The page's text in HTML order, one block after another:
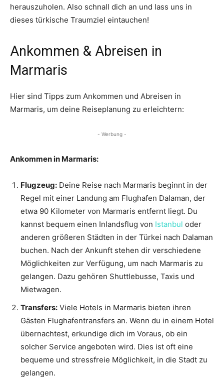
herauszuholen. Also schnall dich an und lass uns in
dieses türkische Traumziel eintauchen!
Ankommen & Abreisen in
Marmaris
Hier sind Tipps zum Ankommen und Abreisen in
Marmaris, um deine Reiseplanung zu erleichtern:
- Werbung -
Ankommen in Marmaris:
Flugzeug: Deine Reise nach Marmaris beginnt in der
Regel mit einer Landung am Flughafen Dalaman, der
etwa 90 Kilometer von Marmaris entfernt liegt. Du
kannst bequem einen Inlandsflug von Istanbul oder
anderen größeren Städten in der Türkei nach Dalaman
buchen. Nach der Ankunft stehen dir verschiedene
Möglichkeiten zur Verfügung, um nach Marmaris zu
gelangen. Dazu gehören Shuttlebusse, Taxis und
Mietwagen.
Transfers: Viele Hotels in Marmaris bieten ihren
Gästen Flughafentransfers an. Wenn du in einem Hotel
übernachtest, erkundige dich im Voraus, ob ein
solcher Service angeboten wird. Dies ist oft eine
bequeme und stressfreie Möglichkeit, in die Stadt zu
gelangen.